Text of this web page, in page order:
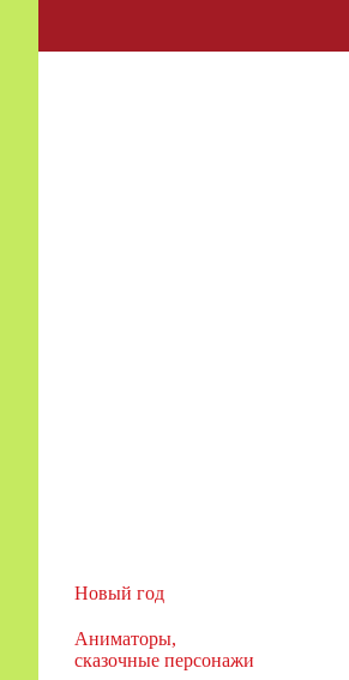
Новый год
Аниматоры,
сказочные персонажи